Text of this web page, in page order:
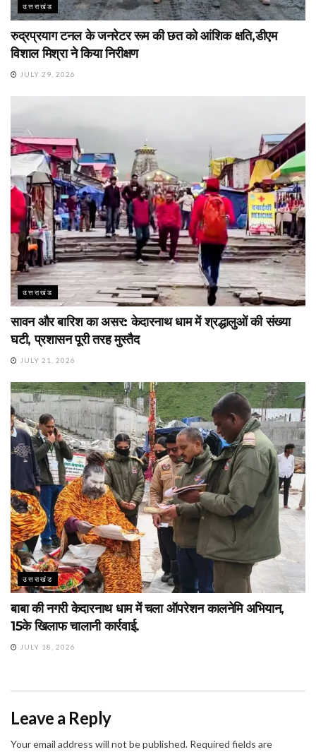
उत्तराखंड
रुद्रप्रयाग टनल के जनरेटर रूम की छत को आंशिक क्षति,डीएम
विशाल मिश्रा ने किया निरीक्षण
JULY 29, 2026
उत्तराखंड
सावन और बारिश का असर: केदारनाथ धाम में श्रद्धालुओं की संख्या
घटी, प्रशासन पूरी तरह मुस्तैद
JULY 21, 2026
उत्तराखंड
बाबा की नगरी केदारनाथ धाम में चला ऑपरेशन कालनेमि अभियान,
15के खिलाफ चालानी कार्रवाई.
JULY 18, 2026
Leave a Reply
Your email address will not be published. Required fields are